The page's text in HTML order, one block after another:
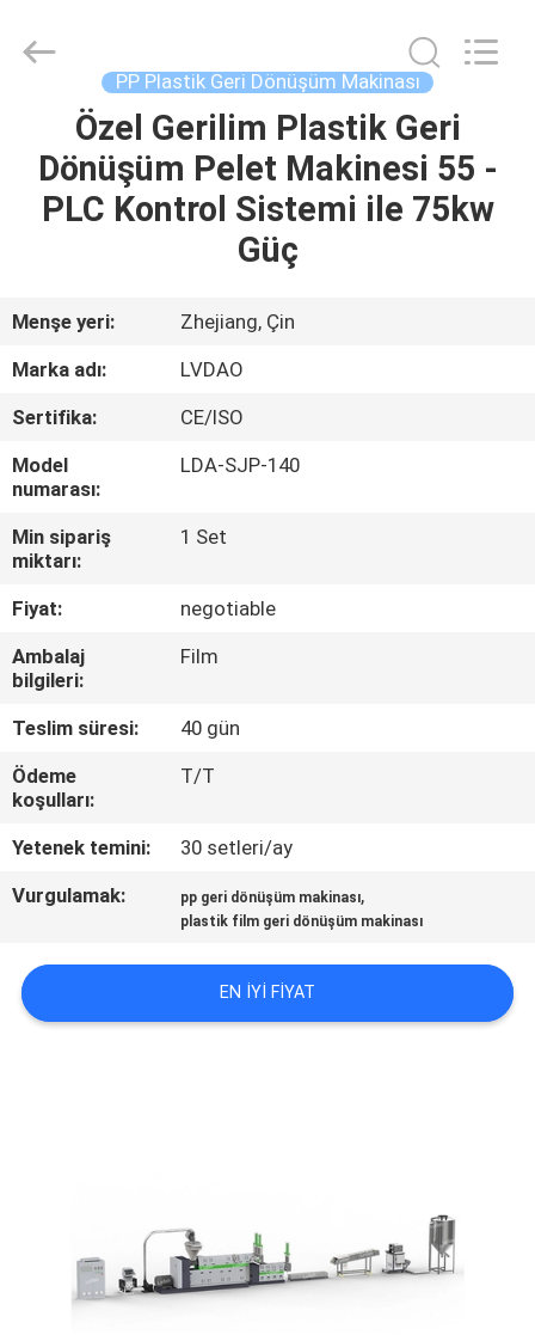
ÜRÜN:%
HAKKIMIZDA
TURU
KONTROL
BIZIMLE
ILETIŞIME
GEÇIN
HABERLER
BIR
TEKLIF
SITE
INDUSTRIAL
TRADE
PP Plastik Geri Dönüşüm Makinası
Özel Gerilim Plastik Geri
Dönüşüm Pelet Makinesi 55 -
PLC Kontrol Sistemi ile 75kw
Güç
Menşe yeri:
Zhejiang, Çin
Marka adı:
LVDAO
Sertifika:
CE/ISO
Model
numarası:
LDA-SJP-140
Min sipariş
miktarı:
1 Set
Fiyat:
negotiable
Ambalaj
bilgileri:
Film
Teslim süresi:
40 gün
Ödeme
koşulları:
T/T
Yetenek temini:
30 setleri/ay
Vurgulamak:
pp geri dönüşüm makinası,
plastik film geri dönüşüm makinası
EN IYI FIYAT